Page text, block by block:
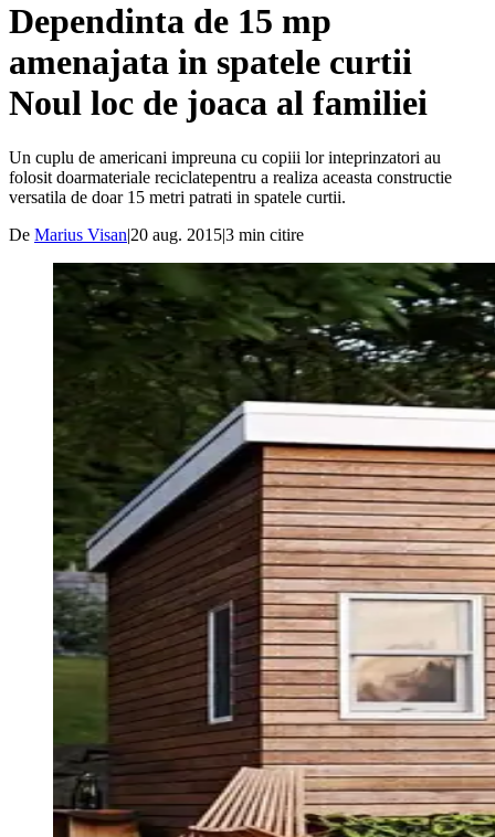
Dependinta de 15 mp
amenajata in spatele curtii
Noul loc de joaca al familiei
Un cuplu de americani impreuna cu copiii lor inteprinzatori au
folosit doarmateriale reciclatepentru a realiza aceasta constructie
versatila de doar 15 metri patrati in spatele curtii.
De Marius Visan|20 aug. 2015|3 min citire